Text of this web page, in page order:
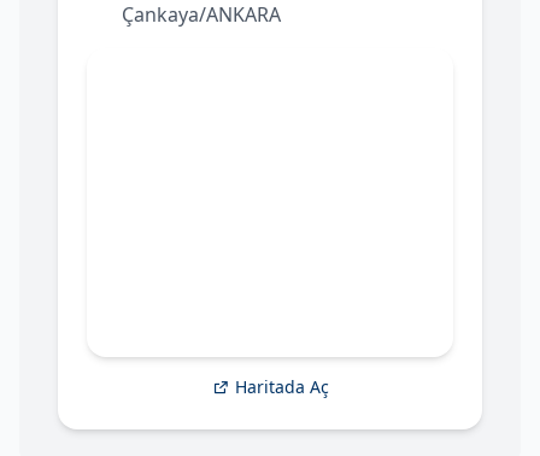
Çankaya/ANKARA
Haritada Aç